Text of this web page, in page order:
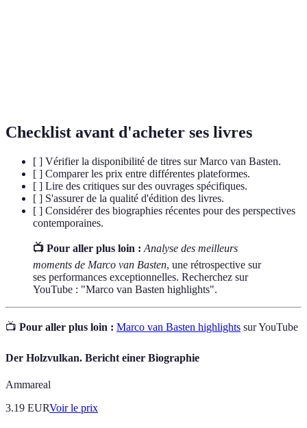
Checklist avant d'acheter ses livres
[ ] Vérifier la disponibilité de titres sur Marco van Basten.
[ ] Comparer les prix entre différentes plateformes.
[ ] Lire des critiques sur des ouvrages spécifiques.
[ ] S'assurer de la qualité d'édition des livres.
[ ] Considérer des biographies récentes pour des perspectives
contemporaines.
📺 Pour aller plus loin : Analyse des meilleurs
moments de Marco van Basten, une rétrospective sur
ses performances exceptionnelles. Recherchez sur
YouTube : "Marco van Basten highlights".
📺 Pour aller plus loin : Marco van Basten highlights sur YouTube
Der Holzvulkan. Bericht einer Biographie
Ammareal
3.19 EURVoir le prix